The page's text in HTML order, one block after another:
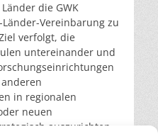
die GWK
Vereinbarung zu
verfolgt, die
untereinander und
in regionalen
neuen
auszurichten